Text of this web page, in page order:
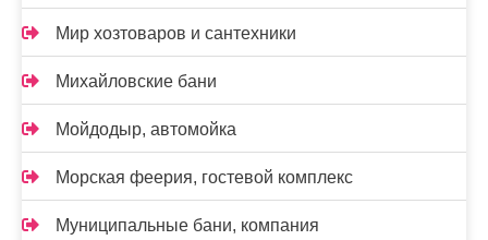
Мир хозтоваров и сантехники
Михайловские бани
Мойдодыр, автомойка
Морская феерия, гостевой комплекс
Муниципальные бани, компания